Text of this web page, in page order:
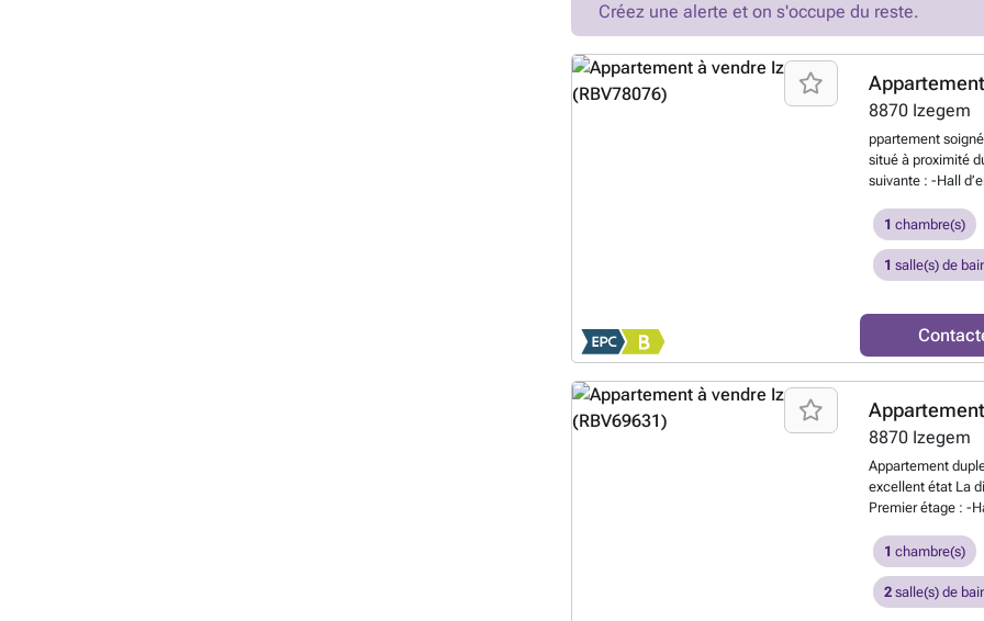
Créez une alerte et on s'occupe du reste.
8870 Izegem
ppartement
situé à proximité
suivante : -Hall
Petit espace de
: -Logement
Possibilité
rapidement
1 chambre(s)
1 salle(s) de
8870 Izegem
Appartement
excellent état La
Premier étage : -
Espace
-2 salles de
polyvalent
votre visite via
1 chambre(s)
2 salle(s) de